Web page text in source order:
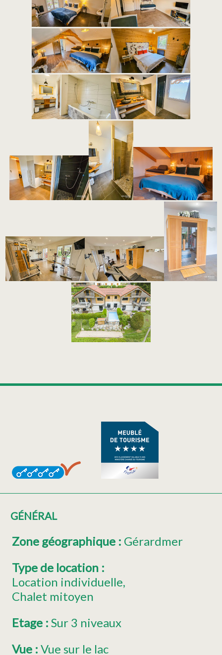
GÉNÉRAL
Zone géographique : Gérardmer
Type de location :
Location individuelle
Chalet mitoyen
Etage : Sur 3 niveaux
Vue : Vue sur le lac